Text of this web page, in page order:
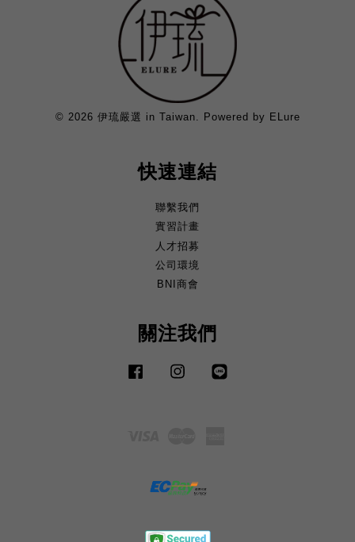
© 2026 伊琉嚴選 in Taiwan. Powered by ELure
快速連結
聯繫我們
實習計畫
人才招募
公司環境
BNI商會
關注我們
Facebook Instagram